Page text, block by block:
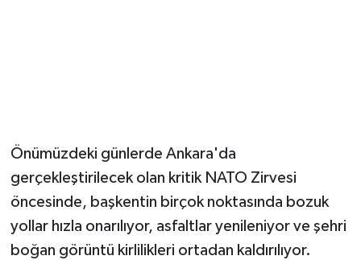
Önümüzdeki günlerde Ankara'da
gerçekleştirilecek olan kritik NATO Zirvesi
öncesinde, başkentin birçok noktasında bozuk
yollar hızla onarılıyor, asfaltlar yenileniyor ve şehri
boğan görüntü kirlilikleri ortadan kaldırılıyor.